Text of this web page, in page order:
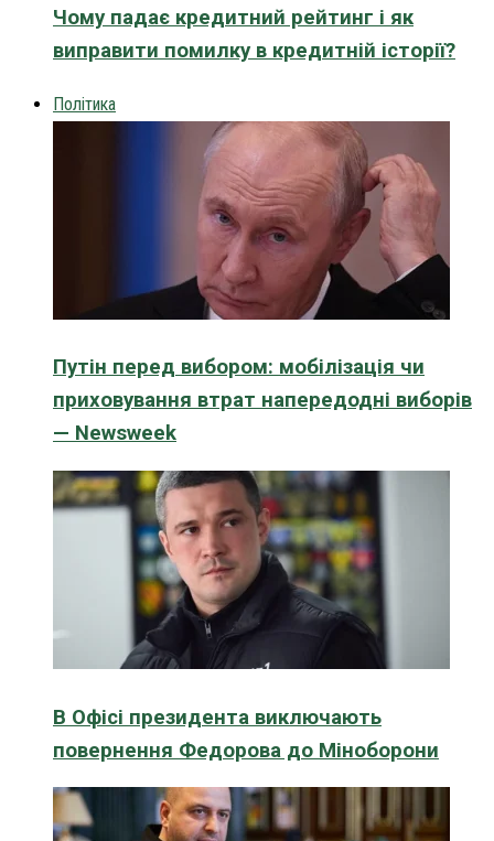
Чому падає кредитний рейтинг і як
виправити помилку в кредитній історії?
Політика
Путін перед вибором: мобілізація чи
приховування втрат напередодні виборів
— Newsweek
В Офісі президента виключають
повернення Федорова до Міноборони